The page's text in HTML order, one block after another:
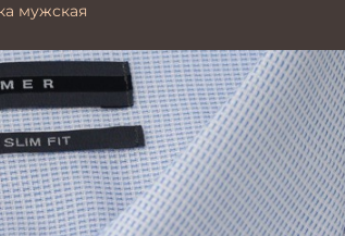
мужская